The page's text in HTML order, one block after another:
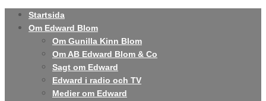
Startsida
Om Edward Blom
Om Gunilla Kinn Blom
Om AB Edward Blom & Co
Sagt om Edward
Edward i radio och TV
Medier om Edward